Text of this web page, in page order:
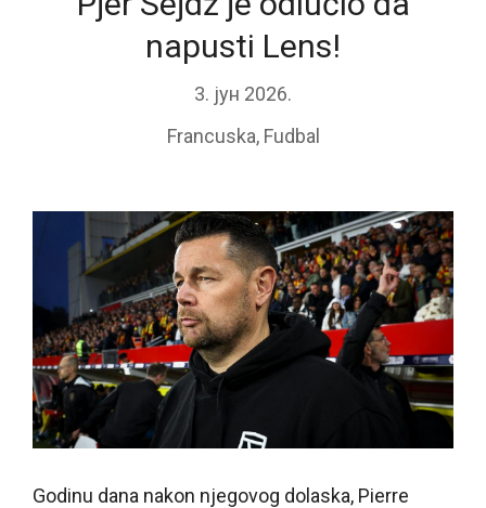
napusti Lens!
3. јун 2026.
Francuska, Fudbal
Godinu dana nakon njegovog dolaska, Pierre